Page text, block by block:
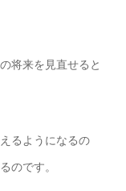
将来を見直せると
るようになるの
のです。